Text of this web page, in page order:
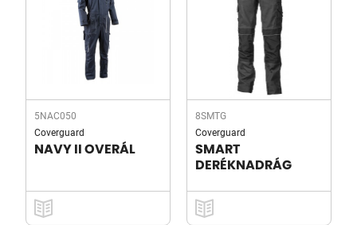
5NAC050
Coverguard
NAVY II OVERÁL
8SMTG
Coverguard
SMART
DERÉKNADRÁG